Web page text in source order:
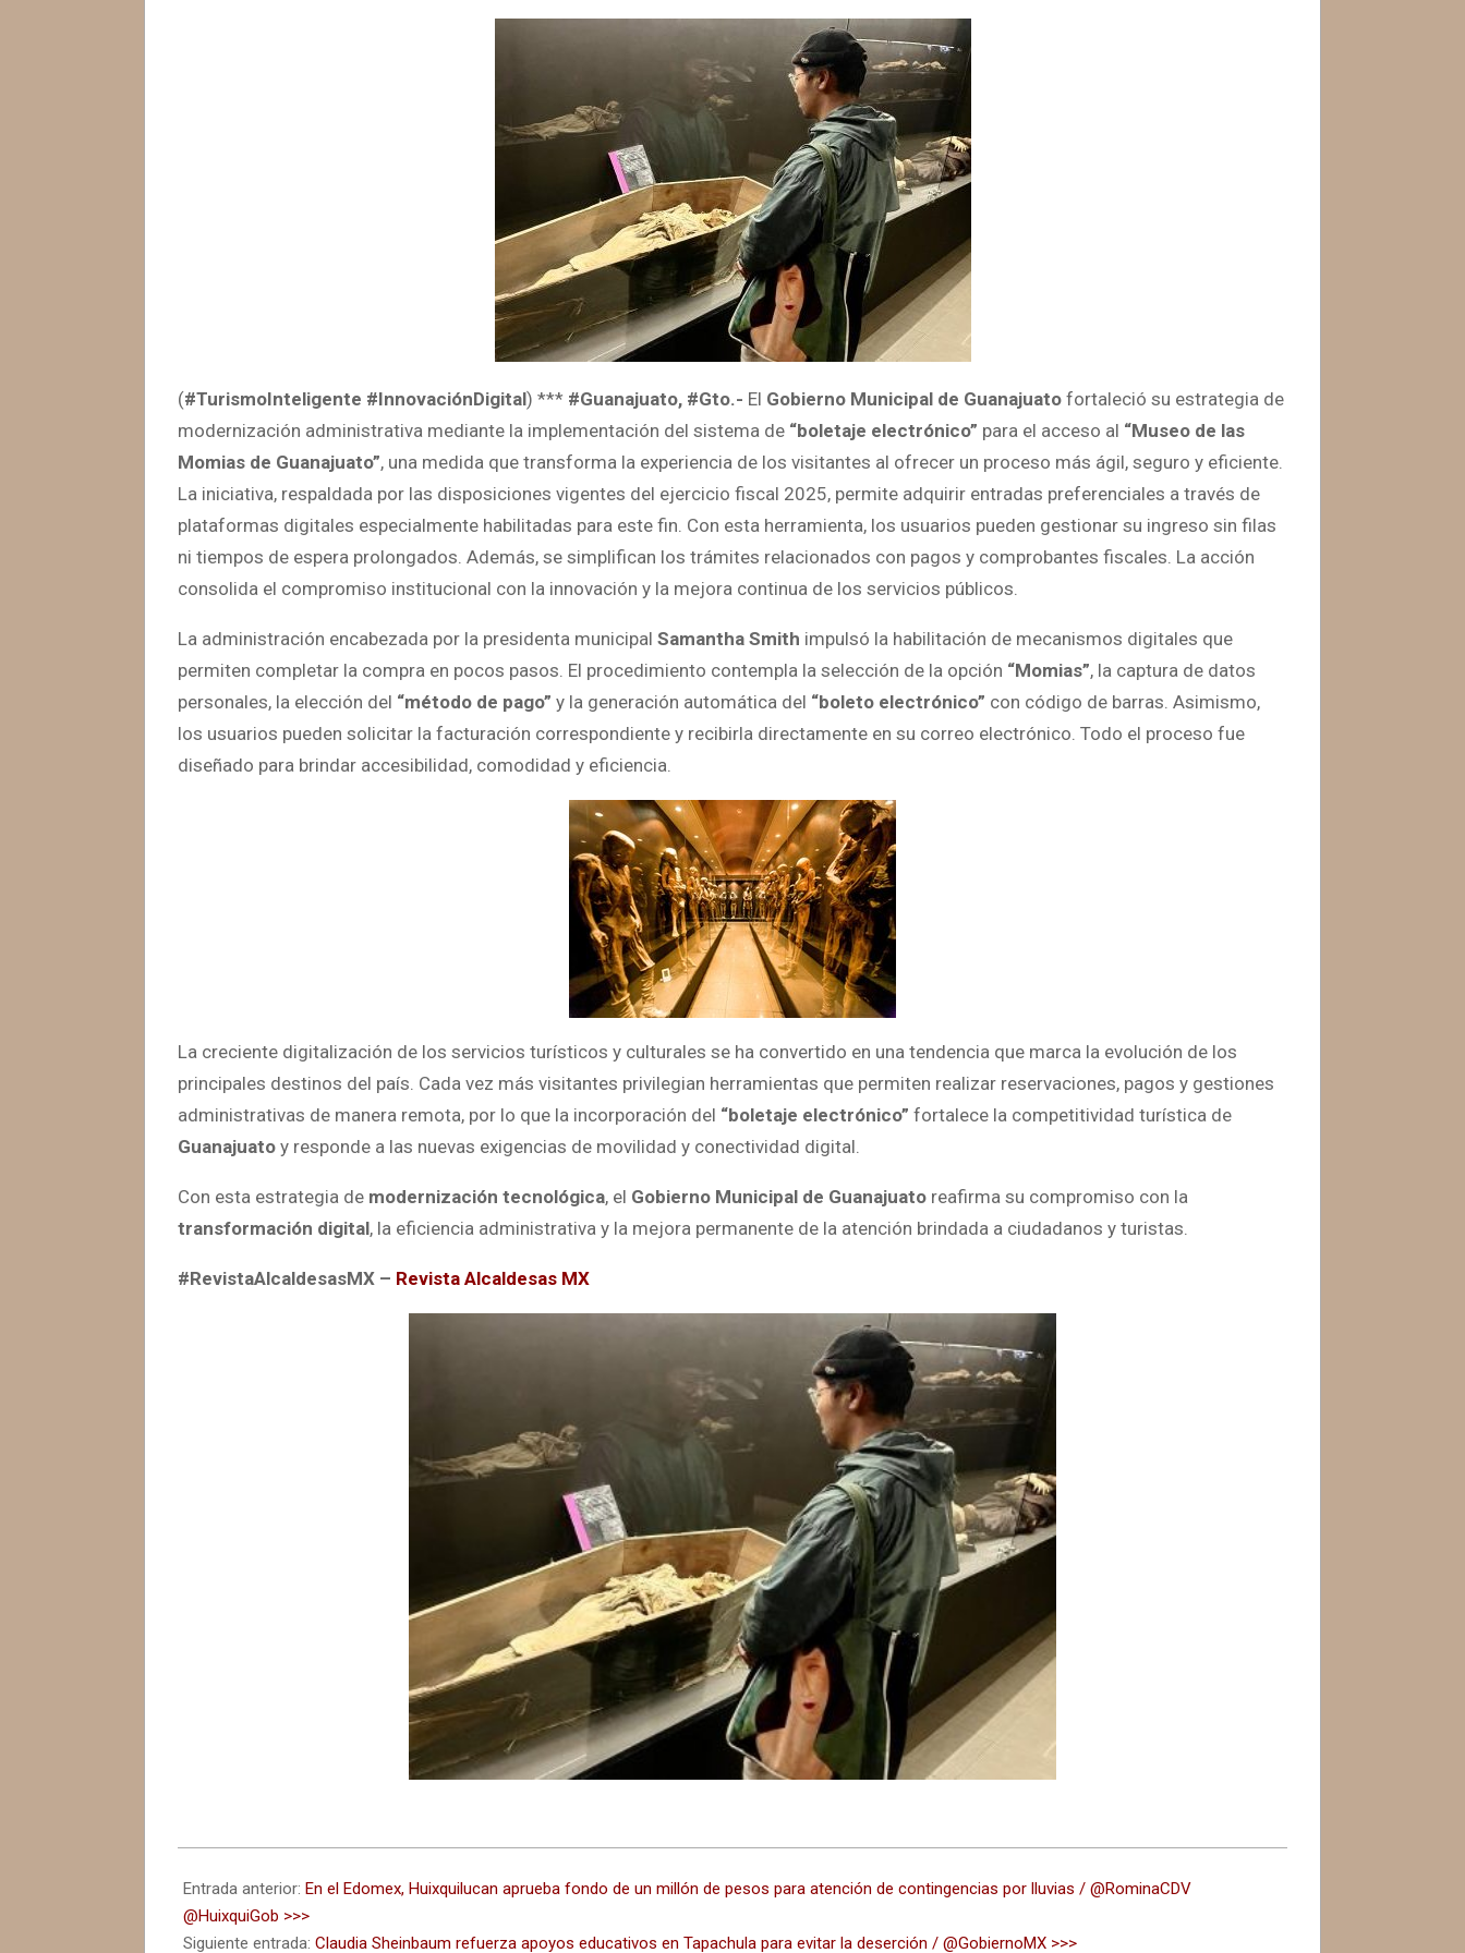
(#TurismoInteligente #InnovaciónDigital) *** #Guanajuato, #Gto.- El Gobierno Municipal de Guanajuato fortaleció su estrategia de
modernización administrativa mediante la implementación del sistema de “boletaje electrónico” para el acceso al “Museo de las
Momias de Guanajuato”, una medida que transforma la experiencia de los visitantes al ofrecer un proceso más ágil, seguro y eficiente.
La iniciativa, respaldada por las disposiciones vigentes del ejercicio fiscal 2025, permite adquirir entradas preferenciales a través de
plataformas digitales especialmente habilitadas para este fin. Con esta herramienta, los usuarios pueden gestionar su ingreso sin filas
ni tiempos de espera prolongados. Además, se simplifican los trámites relacionados con pagos y comprobantes fiscales. La acción
consolida el compromiso institucional con la innovación y la mejora continua de los servicios públicos.
La administración encabezada por la presidenta municipal Samantha Smith impulsó la habilitación de mecanismos digitales que
permiten completar la compra en pocos pasos. El procedimiento contempla la selección de la opción “Momias”, la captura de datos
personales, la elección del “método de pago” y la generación automática del “boleto electrónico” con código de barras. Asimismo,
los usuarios pueden solicitar la facturación correspondiente y recibirla directamente en su correo electrónico. Todo el proceso fue
diseñado para brindar accesibilidad, comodidad y eficiencia.
La creciente digitalización de los servicios turísticos y culturales se ha convertido en una tendencia que marca la evolución de los
principales destinos del país. Cada vez más visitantes privilegian herramientas que permiten realizar reservaciones, pagos y gestiones
administrativas de manera remota, por lo que la incorporación del “boletaje electrónico” fortalece la competitividad turística de
Guanajuato y responde a las nuevas exigencias de movilidad y conectividad digital.
Con esta estrategia de modernización tecnológica, el Gobierno Municipal de Guanajuato reafirma su compromiso con la
transformación digital, la eficiencia administrativa y la mejora permanente de la atención brindada a ciudadanos y turistas.
#RevistaAlcaldesasMX – Revista Alcaldesas MX
06-
26
Entrada anterior: En el Edomex, Huixquilucan aprueba fondo de un millón de pesos para atención de contingencias por lluvias / @RominaCDV
@HuixquiGob >>>
Siguiente entrada: Claudia Sheinbaum refuerza apoyos educativos en Tapachula para evitar la deserción / @GobiernoMX >>>